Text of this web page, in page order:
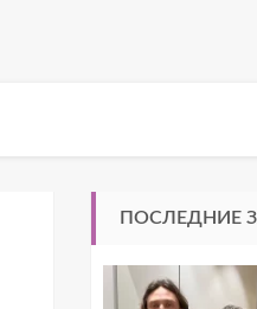
ПОСЛЕДНИЕ